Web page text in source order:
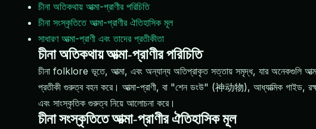
চীনা অতিকথায় আত্মা-প্রাণীর পরিচিতি
চীনা সংস্কৃতিতে আত্মা-প্রাণীর ঐতিহাসিক মূল
সাধারণ আত্মা-প্রাণী এবং তাদের প্রতীকীতা
চীনা অতিকথায় আত্মা-প্রাণীর পরিচিতি
চীনা folklore ভূতে, আত্মা, এবং অন্যান্য অতিপ্রাকৃত সত্তায় সমৃদ্ধ, যার অনেকগুলি
প্রতীকী গুরুত্ব বহন করে। আত্মা-প্রাণী, বা "শেন ডংউ" (神动物), আধ্যাত্মিক গাইড, রক্ষক,
এবং সাংস্কৃতিক গুরুত্ব নিয়ে আলোচনা করে।
চীনা সংস্কৃতিতে আত্মা-প্রাণীর ঐতিহাসিক মূল